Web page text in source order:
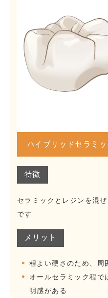
ハイブリッドセラミッ
特徴
セラミックとレジンを混
です
メリット
程よい硬さのため、周
オールセラミック程で
明感がある